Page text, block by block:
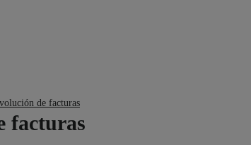
de facturas
facturas